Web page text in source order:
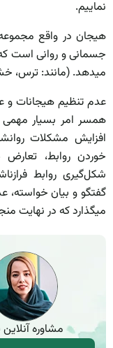
نماییم.
هیجان در واقع
جسمانی و روانی است
میدهد. (مانند: ترس،
عدم تنظیم هیجانات و
همسر امر بسیار
افزایش مشکلات
خوردن روابط، تعارض
شکل‌گیری روابط
گفتگو و بیان خواسته،
میگذارد که در نهایت
مشاوره